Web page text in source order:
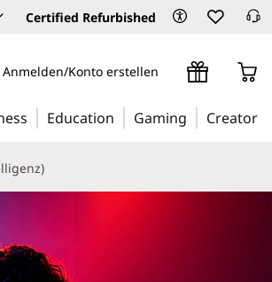
Certified Refurbished
Anmelden/Konto erstellen
Education Gaming Creator